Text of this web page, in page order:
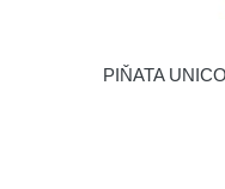
PIŇATA